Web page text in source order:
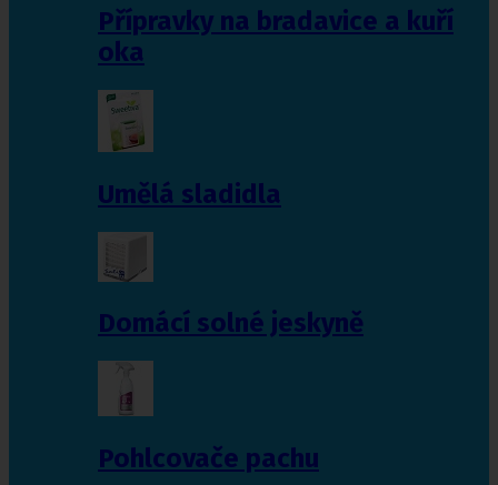
Přípravky na bradavice a kuří
oka
Umělá sladidla
Domácí solné jeskyně
Pohlcovače pachu